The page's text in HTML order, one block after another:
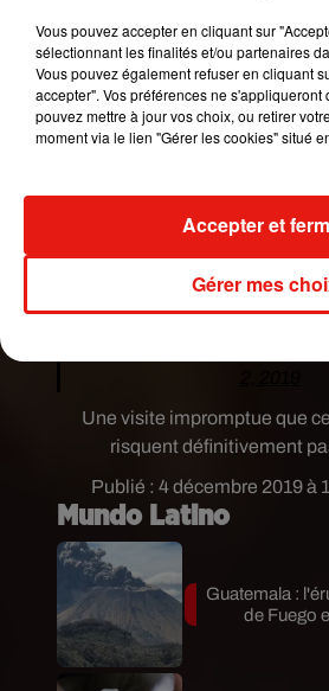
Publié : 4 décembre 2019 à
‘Hi, are you Natalie? I’m
running for-‘
‘Sorry love, this is number 6,
9.’#LoveActually
pic.twitter.com/
Finchley and Golders
pic.twitter.com/
Une visite impromptue que
risquent définitivement
Mundo Latino
Guatemala :
de Fuego
Vous pouvez accepter en cliquant sur
sélectionnant les finalités et/ou partenaires
Vous pouvez également refuser en cliquant
accepter". Vos préférences ne s'appliqueront
pouvez mettre à jour vos choix, ou retirer
moment via le lien "Gérer les cookies" situé
Gérer mes
Accepter et